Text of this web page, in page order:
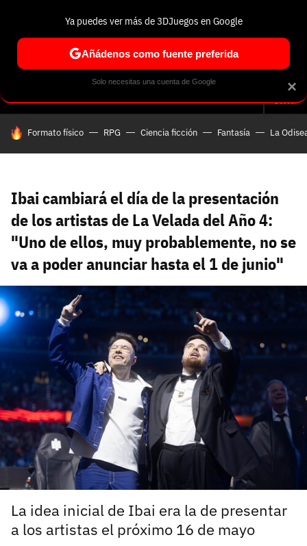
Buscar
HOY SE HABLA DE
Formato físico RPG Ciencia ficción Fantasía La
Ibai cambiará el día de la presentación
de los artistas de La Velada del Año 4:
"Uno de ellos, muy probablemente, no se
va a poder anunciar hasta el 1 de junio"
La idea inicial de Ibai era la de presentar
a los artistas el próximo 16 de mayo
Entra en 3DJuegos
Correo electrónico
Contraseña
Iniciar sesión Recuperar contraseña
Entra con Google
¿Todavía no tienes cuenta?
Regístrate gratis
El inicio de sesión con Facebook ya no está
disponible, pero puedes seguir usando tu cuenta
de 3DJuegos:
Recupera tu acceso con Facebook
Regístrate en 3DJuegos
Correo electrónico
Contraseña (mínimo 6 caracteres)
Nombre de usuario
Se usa para la dirección de tu página de usuario.
Piénsalo bien porque no podrás cambiarlo. Mínimo 3
caracteres, se pueden usar números (no como
carácter inicial), pero no mayúsculas, espacios, tildes
He leído y acepto lapolitica de privacidad y
de participación
Registrarse en 3DJuegos
Entra con Google
¿Ya tienes cuenta?
Recuperar contraseña
Correo electrónico
Recuperar contraseña Cancelar
Te enviaremos un correo electrónico con un
Facebook:
Recuperar contraseña
×
Ya puedes ver más de 3DJuegos en Google
Añádenos como fuente preferida
Solo necesitas una cuenta de Google